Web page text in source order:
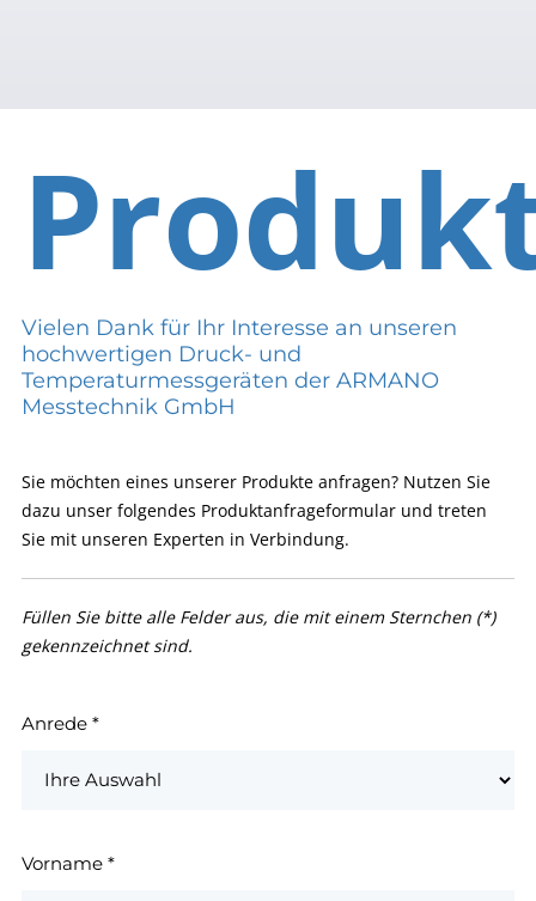
Vielen Dank für Ihr Interesse an unseren
hochwertigen Druck- und
Temperaturmessgeräten der ARMANO
Messtechnik GmbH
Sie möchten eines unserer Produkte anfragen? Nutzen Sie
dazu unser folgendes Produktanfrageformular und treten
Sie mit unseren Experten in Verbindung.
Füllen Sie bitte alle Felder aus, die mit einem Sternchen (*)
gekennzeichnet sind.
Anrede *
Vorname *